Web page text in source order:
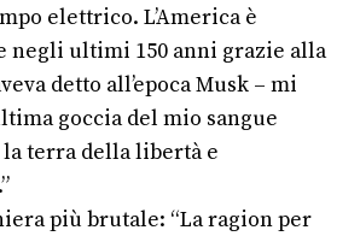
elettrico. L’America è
negli ultimi 150 anni grazie alla
detto all’epoca Musk – mi
goccia del mio sangue
terra della libertà e
più brutale: “La ragion per